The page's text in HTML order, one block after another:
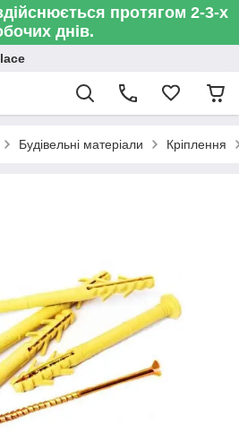
протягом 2-3-х
днів.
Будівельні матеріали Кріплення